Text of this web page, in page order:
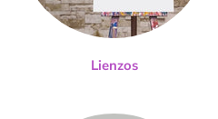
Lienzos